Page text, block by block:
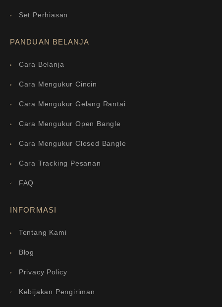
Set Perhiasan
PANDUAN BELANJA
Cara Belanja
Cara Mengukur Cincin
Cara Mengukur Gelang Rantai
Cara Mengukur Open Bangle
Cara Mengukur Closed Bangle
Cara Tracking Pesanan
FAQ
INFORMASI
Tentang Kami
Blog
Privacy Policy
Kebijakan Pengiriman